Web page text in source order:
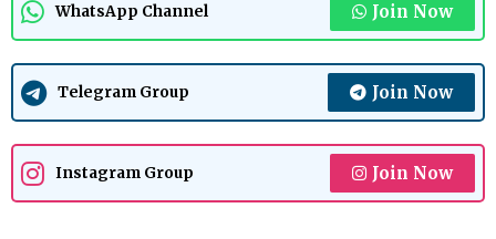
WhatsApp Channel Join Now
Telegram Group Join Now
Instagram Group Join Now